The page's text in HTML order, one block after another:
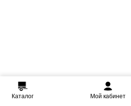
Каталог Мой кабинет